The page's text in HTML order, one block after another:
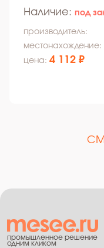
Наличие: под
производитель:
местонахождение:
цена: 4 112 ₽
промышленное решение
одним кликом